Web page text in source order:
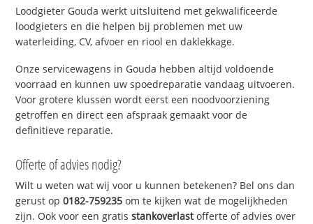
Loodgieter Gouda werkt uitsluitend met gekwalificeerde
loodgieters en die helpen bij problemen met uw
waterleiding, CV, afvoer en riool en daklekkage.
Onze servicewagens in Gouda hebben altijd voldoende
voorraad en kunnen uw spoedreparatie vandaag uitvoeren.
Voor grotere klussen wordt eerst een noodvoorziening
getroffen en direct een afspraak gemaakt voor de
definitieve reparatie.
Offerte of advies nodig?
Wilt u weten wat wij voor u kunnen betekenen? Bel ons dan
gerust op0182-759235 om te kijken wat de mogelijkheden
zijn. Ook voor een gratisstankoverlastofferte of advies over